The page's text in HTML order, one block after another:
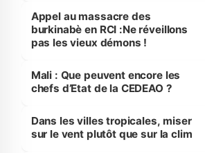
Appel au massacre des
burkinabè en RCI :Ne réveillons
pas les vieux démons !
Mali : Que peuvent encore les
chefs d’Etat de la CEDEAO ?
Dans les villes tropicales, miser
sur le vent plutôt que sur la clim